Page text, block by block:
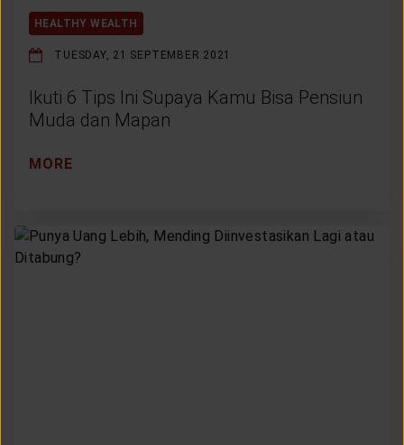
HEALTHY WEALTH
TUESDAY, 21 SEPTEMBER 2021
Ikuti 6 Tips Ini Supaya Kamu Bisa Pensiun
Muda dan Mapan
MORE